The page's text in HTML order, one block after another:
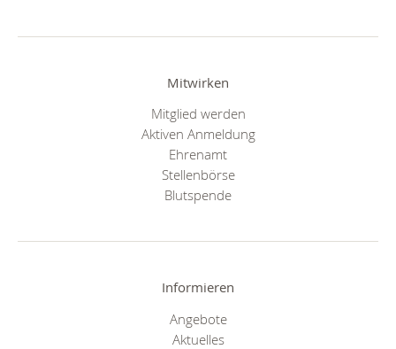
Mitwirken
Mitglied werden
Aktiven Anmeldung
Ehrenamt
Stellenbörse
Blutspende
Informieren
Angebote
Aktuelles